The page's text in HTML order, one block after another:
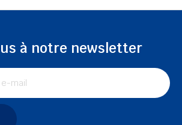
à notre newsletter